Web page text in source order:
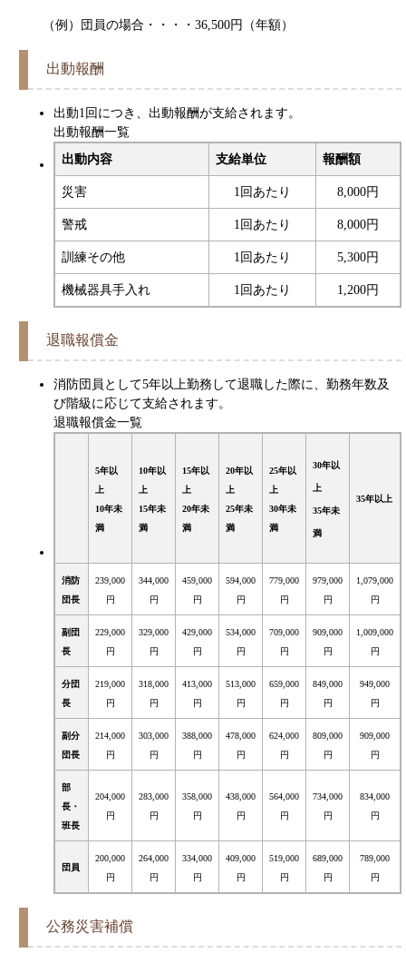
（例）団員の場合・・・・36,500円（年額）
出動報酬
出動1回につき、出動報酬が支給されます。
出動報酬一覧
出動内容
支給単位 報酬額
災害 1回あたり 8,000円
警戒 1回あたり 8,000円
訓練その他 1回あたり 5,300円
機械器具手入れ 1回あたり 1,200円
退職報償金
消防団員として5年以上勤務して退職した際に、勤務年数及
び階級に応じて支給されます。
退職報償金一覧
5年以
上
10年未
満
10年以
上
15年未
満
15年以
上
20年未
満
20年以
上
25年未
満
25年以
上
30年未
満
30年以
上
35年未
満
35年以上
消防
団長
239,000
円
344,000
円
459,000
円
594,000
円
779,000
円
979,000
円
1,079,000
円
副団
長
229,000
円
329,000
円
429,000
円
534,000
円
709,000
円
909,000
円
1,009,000
円
分団
長
219,000
円
318,000
円
413,000
円
513,000
円
659,000
円
849,000
円
949,000
円
副分
団長
214,000
円
303,000
円
388,000
円
478,000
円
624,000
円
809,000
円
909,000
円
部
長・
班長
204,000
円
283,000
円
358,000
円
438,000
円
564,000
円
734,000
円
834,000
円
団員
200,000
円
264,000
円
334,000
円
409,000
円
519,000
円
689,000
円
789,000
円
公務災害補償